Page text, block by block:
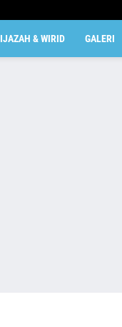
IJAZAH & WIRID GALERI